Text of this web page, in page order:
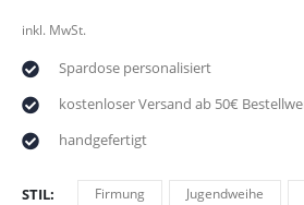
inkl. MwSt.
Spardose personalisiert
kostenloser Versand ab 50€
handgefertigt
STIL Firmung Jugendweihe